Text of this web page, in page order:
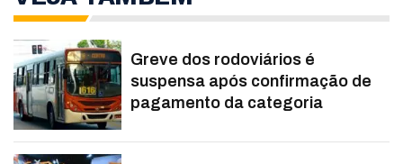
Greve dos rodoviários é
suspensa após confirmação de
pagamento da categoria